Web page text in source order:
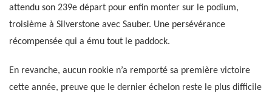
attendu son 239e départ pour enfin monter sur le podium,
troisième à Silverstone avec Sauber. Une persévérance
récompensée qui a ému tout le paddock.
En revanche, aucun rookie n’a remporté sa première victoire
cette année, preuve que le dernier échelon reste le plus difficile